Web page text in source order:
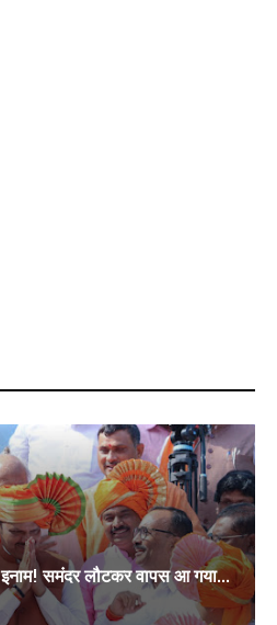
समंदर लौटकर वापस आ गया...